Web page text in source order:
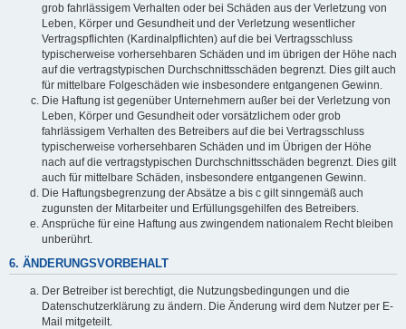
grob fahrlässigem Verhalten oder bei Schäden aus der Verletzung von
Leben, Körper und Gesundheit und der Verletzung wesentlicher
Vertragspflichten (Kardinalpflichten) auf die bei Vertragsschluss
typischerweise vorhersehbaren Schäden und im übrigen der Höhe nach
auf die vertragstypischen Durchschnittsschäden begrenzt. Dies gilt auch
für mittelbare Folgeschäden wie insbesondere entgangenen Gewinn.
Die Haftung ist gegenüber Unternehmern außer bei der Verletzung von
Leben, Körper und Gesundheit oder vorsätzlichem oder grob
fahrlässigem Verhalten des Betreibers auf die bei Vertragsschluss
typischerweise vorhersehbaren Schäden und im Übrigen der Höhe
nach auf die vertragstypischen Durchschnittsschäden begrenzt. Dies gilt
auch für mittelbare Schäden, insbesondere entgangenen Gewinn.
Die Haftungsbegrenzung der Absätze a bis c gilt sinngemäß auch
zugunsten der Mitarbeiter und Erfüllungsgehilfen des Betreibers.
Ansprüche für eine Haftung aus zwingendem nationalem Recht bleiben
unberührt.
6. ÄNDERUNGSVORBEHALT
Der Betreiber ist berechtigt, die Nutzungsbedingungen und die
Datenschutzerklärung zu ändern. Die Änderung wird dem Nutzer per E-
Mail mitgeteilt.